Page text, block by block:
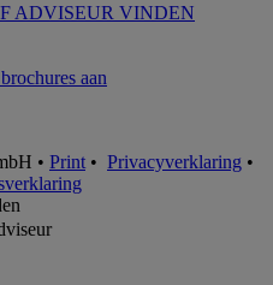
ADVISEUR VINDEN
aan
• Print • Privacyverklaring •